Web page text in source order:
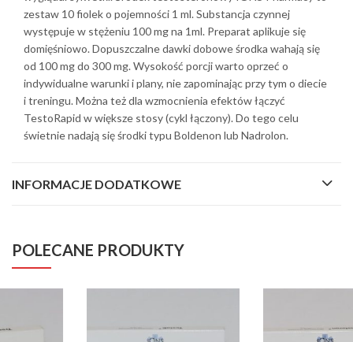
zestaw 10 fiolek o pojemności 1 ml. Substancja czynnej
występuje w stężeniu 100 mg na 1ml. Preparat aplikuje się
domięśniowo. Dopuszczalne dawki dobowe środka wahają się
od 100 mg do 300 mg. Wysokość porcji warto oprzeć o
indywidualne warunki i plany, nie zapominając przy tym o diecie
i treningu. Można też dla wzmocnienia efektów łączyć
TestoRapid w większe stosy (cykl łączony). Do tego celu
świetnie nadają się środki typu Boldenon lub Nadrolon.
INFORMACJE DODATKOWE
POLECANE PRODUKTY